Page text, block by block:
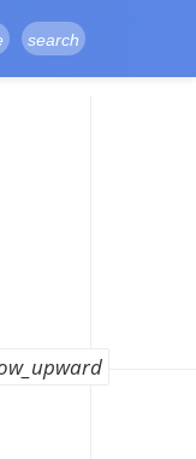
search